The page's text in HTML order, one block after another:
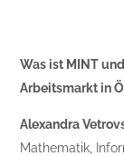
Was ist MINT
Arbeitsmarkt in
Alexandra
Mathematik,